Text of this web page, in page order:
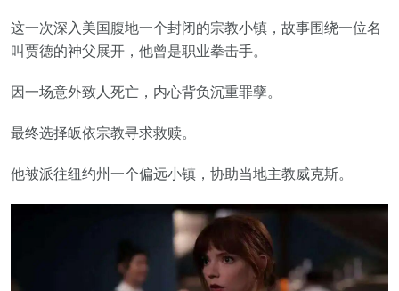
这一次深入美国腹地一个封闭的宗教小镇，故事围绕一位名
叫贾德的神父展开，他曾是职业拳击手。
因一场意外致人死亡，内心背负沉重罪孽。
最终选择皈依宗教寻求救赎。
他被派往纽约州一个偏远小镇，协助当地主教威克斯。